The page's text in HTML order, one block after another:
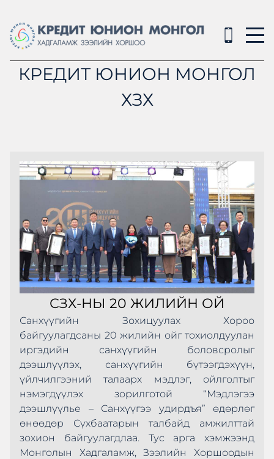
КРЕДИТ ЮНИОН МОНГОЛ
ХЗХ
СЗХ-НЫ 20 ЖИЛИЙН ОЙ
Санхүүгийн Зохицуулах Хороо
байгуулагдсаны 20 жилийн ойг тохиолдуулан
иргэдийн санхүүгийн боловсролыг
дээшлүүлэх, санхүүгийн бүтээгдэхүүн,
үйлчилгээний талаарх мэдлэг, ойлголтыг
нэмэгдүүлэх зорилготой “Мэдлэгээ
дээшлүүлье – Санхүүгээ удирдъя” өдөрлөг
өнөөдөр Сүхбаатарын талбайд амжилттай
зохион байгуулагдлаа. Тус арга хэмжээнд
Монголын Хадгаламж, Зээлийн Хоршоодын